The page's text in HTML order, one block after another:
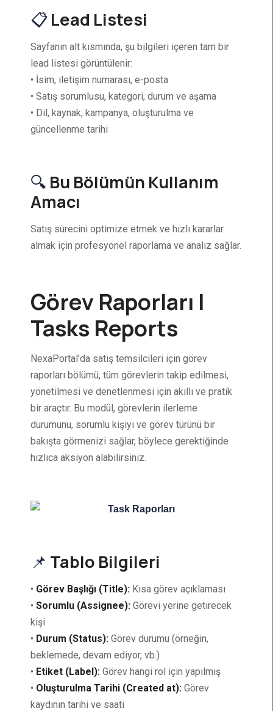
📋Lead Listesi
Sayfanın alt kısmında, şu bilgileri içeren tam bir
lead listesi görüntülenir:
• İsim, iletişim numarası, e-posta
• Satış sorumlusu, kategori, durum ve aşama
• Dil, kaynak, kampanya, oluşturulma ve
güncellenme tarihi
🔍 Bu Bölümün Kullanım
Amacı
Satış sürecini optimize etmek ve hızlı kararlar
almak için profesyonel raporlama ve analiz sağlar.
Görev Raporları |
Tasks Reports
NexaPortal’da satış temsilcileri için görev
raporları bölümü, tüm görevlerin takip edilmesi,
yönetilmesi ve denetlenmesi için akıllı ve pratik
bir araçtır. Bu modül, görevlerin ilerleme
durumunu, sorumlu kişiyi ve görev türünü bir
bakışta görmenizi sağlar, böylece gerektiğinde
hızlıca aksiyon alabilirsiniz.
📌 Tablo Bilgileri
• Görev Başlığı (Title): Kısa görev açıklaması
• Sorumlu (Assignee): Görevi yerine getirecek
kişi
• Durum (Status): Görev durumu (örneğin,
beklemede, devam ediyor, vb.)
• Etiket (Label): Görev hangi rol için yapılmış
• Oluşturulma Tarihi (Created at): Görev
kaydının tarihi ve saati